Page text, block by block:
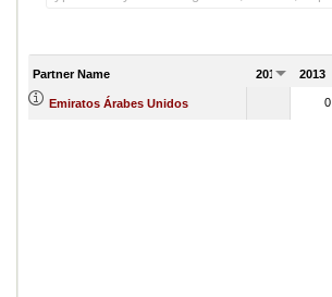
Partner Name 2012 2013
Emiratos Árabes Unidos 0